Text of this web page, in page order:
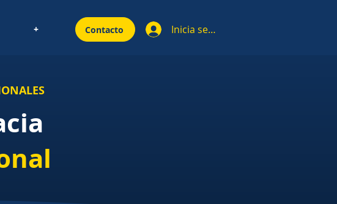
+ Contacto Inicia sesión